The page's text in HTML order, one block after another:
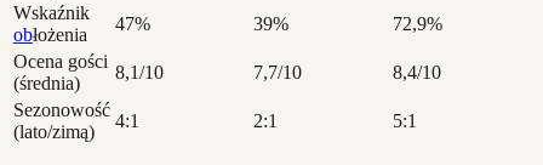
Wskaźnik
obłożenia
47% 39%
72,9%
Ocena gości
(średnia)
8,1/10 7,7/10
8,4/10
Sezonowość
(lato/zimą)
4:1 2:1 5:1